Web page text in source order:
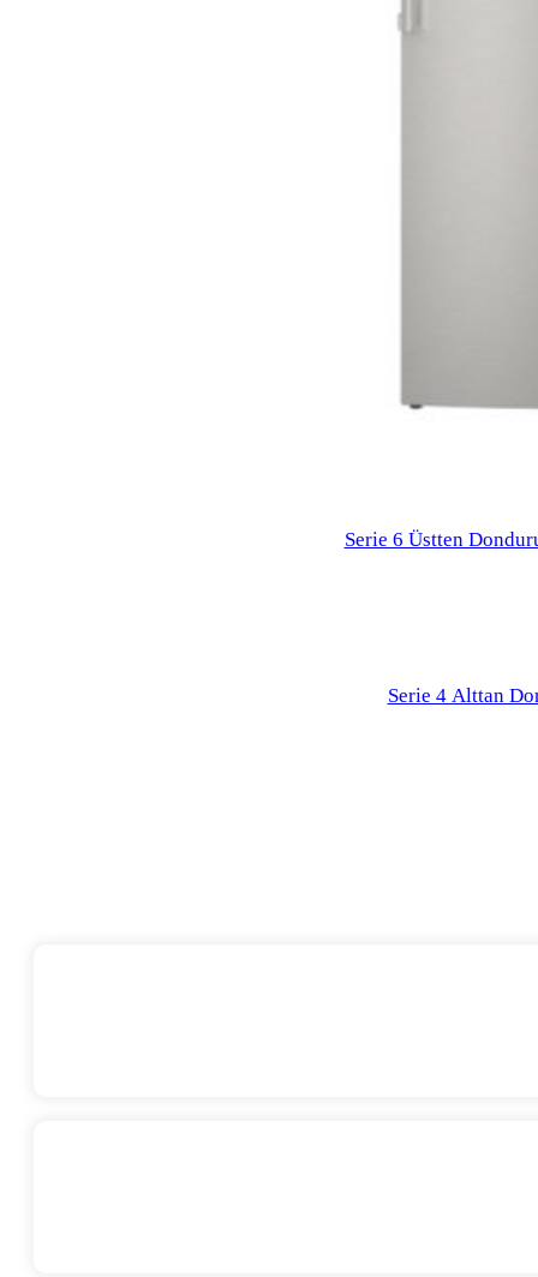
Serie 6 Üstten
Serie 4 Alttan